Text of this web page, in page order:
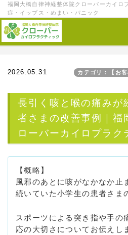
福岡大橋自律神経整体院クローバーカイロ
症・イップス・めまい・パニック
2026.05.31 カテゴリ：【お
長引く咳と喉の痛みが
者さまの改善事例｜福
ローバーカイロプラク
【概略】
風邪のあとに咳がなかなか止
続いていた小学生の患者さま
スポーツによる突き指や手の
応の大切さについてお伝えし